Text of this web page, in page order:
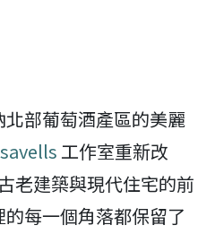
部葡萄酒產區的美麗
工作室重新改
老建築與現代住宅的前
每一個角落都保留了